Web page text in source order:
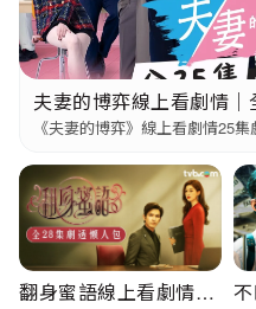
夫妻的博弈線上看劇情
海寧靠預知夢擺脫渣男
翻身蜜語線上看劇情及